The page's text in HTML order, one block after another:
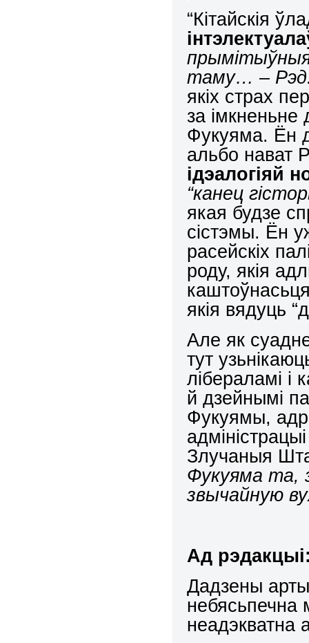
“Кітайскія
таму… –
якіх страх
за імкненьне
Фукуяма. Ён
альбо нават
ідэалогіяй
“канец
якая будзе
сістэмы. Ён
расейскіх
роду, якія
якія вядуць
Але як
тут
лібераламі і
й дзейнымі
Фукуямы,
Злучаныя
Фукуяма та,
звычайную
Ад
Дадзены
небясьпечна
неадэкватна